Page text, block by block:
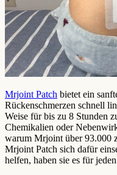
Mrjoint Patch bietet ein
Rückenschmerzen schnell
Weise für bis zu 8 Stunden
Chemikalien oder
warum Mrjoint über 93.000
Mrjoint Patch sich dafür
helfen, haben sie es für